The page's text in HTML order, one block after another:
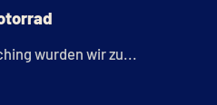
wurden wir zu...